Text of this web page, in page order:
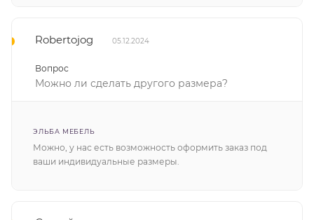
Robertojog 05.12.2024
Вопрос
Можно ли сделать другого размера?
ЭЛЬБА МЕБЕЛЬ
Можно, у нас есть возможность оформить заказ под
ваши индивидуальные размеры.